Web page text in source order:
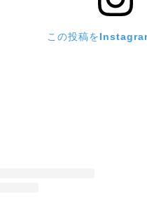
この投稿を